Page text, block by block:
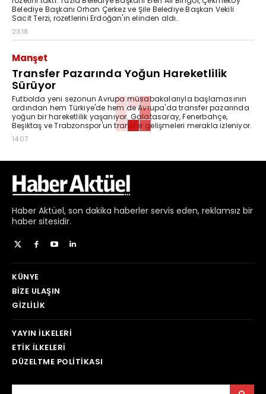
Belediye Başkanı Orhan Çerkez ve Şile Belediye Başkan Vekili
Sacit Terzi, rozetlerini Erdoğan'ın elinden aldı.
23:18
Manşet
Transfer Pazarında Yoğun Hareketlilik
Sürüyor
Futbolda yeni sezonun Avrupa müsabakalarıyla başlamasının
ardından hem Türkiye'de hem de Avrupa'da transfer pazarında
yoğun bir hareketlilik yaşanıyor. Galatasaray, Fenerbahçe,
Beşiktaş ve Trabzonspor'un transfer gelişmeleri merakla izleniyor.
14:07
Haber Aktüel, son dakika haberler servis eden, reklamsız bir
haber sitesidir.
KÜNYE
BIZE ULAŞIN
GIZLILIK
YAYIN İLKELERI
ETIK İLKELERI
DÜZELTME POLITIKASI